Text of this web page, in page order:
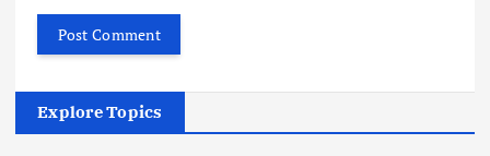
Explore Topics